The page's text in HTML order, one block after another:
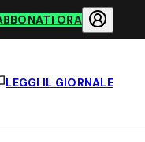
ORA
LEGGI IL GIORNALE